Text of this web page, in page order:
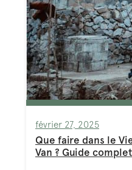
février 27, 2025
Que faire dans le
Van ? Guide